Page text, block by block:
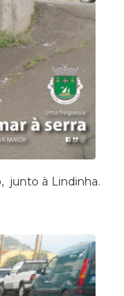
junto à Lindinha.